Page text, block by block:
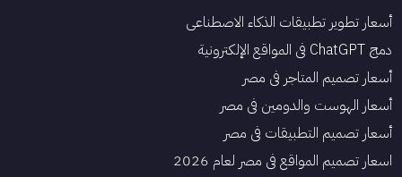
أسعار تطوير تطبيقات الذكاء الاصطناعي
دمج ChatGPT في المواقع الإلكترونية
أسعار تصميم المتاجر في مصر
أسعار الهوست والدومين في مصر
أسعار تصميم التطبيقات في مصر
اسعار تصميم المواقع في مصر لعام 2026